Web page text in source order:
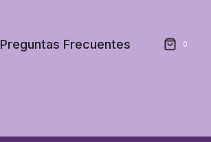
Preguntas Frecuentes 0